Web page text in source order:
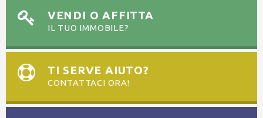
VENDI O AFFITTA
IL TUO IMMOBILE?
TI SERVE AIUTO?
CONTATTACI ORA!